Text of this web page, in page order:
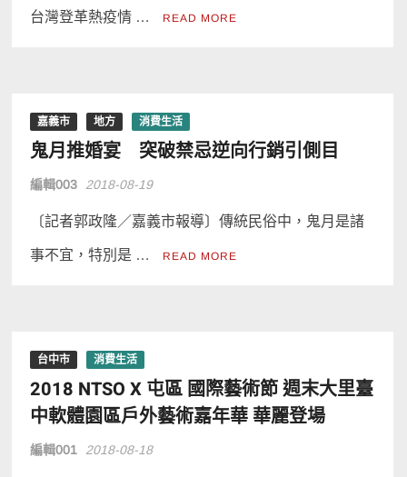
台灣登革熱疫情 … READ MORE
嘉義市 地方 消費生活
鬼月推婚宴 突破禁忌逆向行銷引側目
編輯003 2018-08-19
〔記者郭政隆／嘉義市報導〕傳統民俗中，鬼月是諸
事不宜，特別是 … READ MORE
台中市 消費生活
2018 NTSO X 屯區 國際藝術節 週末大里臺
中軟體園區戶外藝術嘉年華 華麗登場
編輯001 2018-08-18